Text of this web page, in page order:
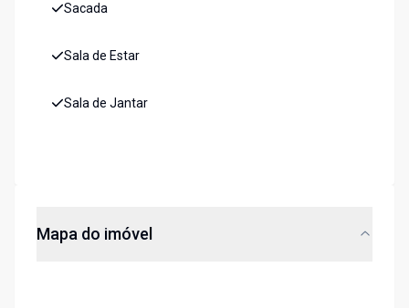
Sacada
Sala de Estar
Sala de Jantar
Mapa do imóvel